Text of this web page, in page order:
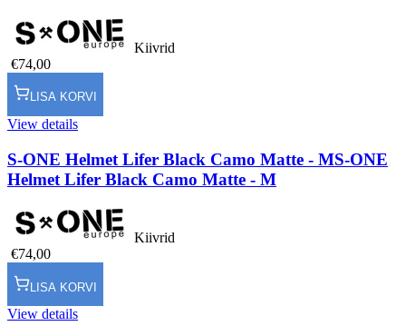
Kiivrid
€74,00
LISA KORVI
View details
S-ONE Helmet Lifer Black Camo Matte - MS-ONE
Helmet Lifer Black Camo Matte - M
Kiivrid
€74,00
LISA KORVI
View details